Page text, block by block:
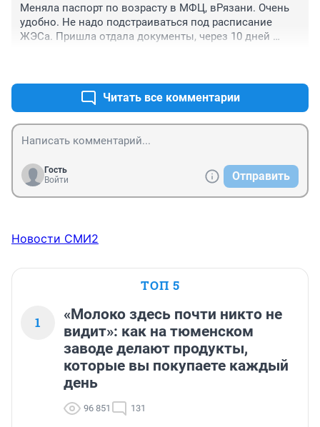
Меняла паспорт по возрасту в МФЦ, вРязани. Очень
удобно. Не надо подстраиваться под расписание
ЖЭСа. Пришла отдала документы, через 10 дней
Читать все комментарии
Гость
Войти
Отправить
Новости СМИ2
ТОП 5
1
«Молоко здесь почти никто не
видит»: как на тюменском
заводе делают продукты,
которые вы покупаете каждый
день
96 851 131